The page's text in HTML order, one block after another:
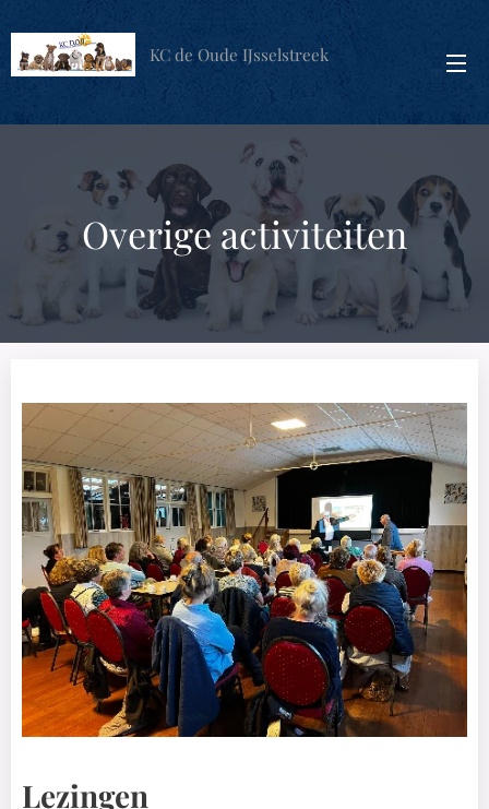
KC de Oude IJsselstreek
Overige activiteiten
Lezingen